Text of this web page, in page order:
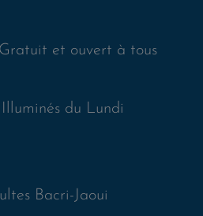
Gratuit et ouvert à tous
du Lundi
Bacri-Jaoui